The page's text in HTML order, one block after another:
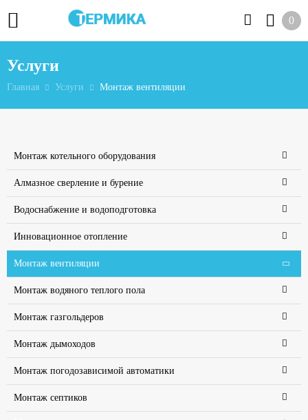
0
Услуги
Главная Услуги Монтаж вентиляции
Монтаж котельного оборудования
Алмазное сверление и бурение
Водоснабжение и водоподготовка
Инновационное отопление
Монтаж вентиляции
Монтаж водяного теплого пола
Монтаж газгольдеров
Монтаж дымоходов
Монтаж погодозависимой автоматики
Монтаж септиков